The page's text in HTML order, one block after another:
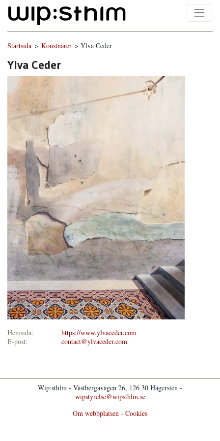
Startsida > Konstnärer > Ylva Ceder
Ylva Ceder
Hemsida:
https://www.ylvaceder.com
E-post:
contact@ylvaceder.com
Wip:sthlm - Västbergavägen 26, 126 30 Hägersten -
wipstyrelse@wipsthlm.se
Om webbplatsen - Cookies